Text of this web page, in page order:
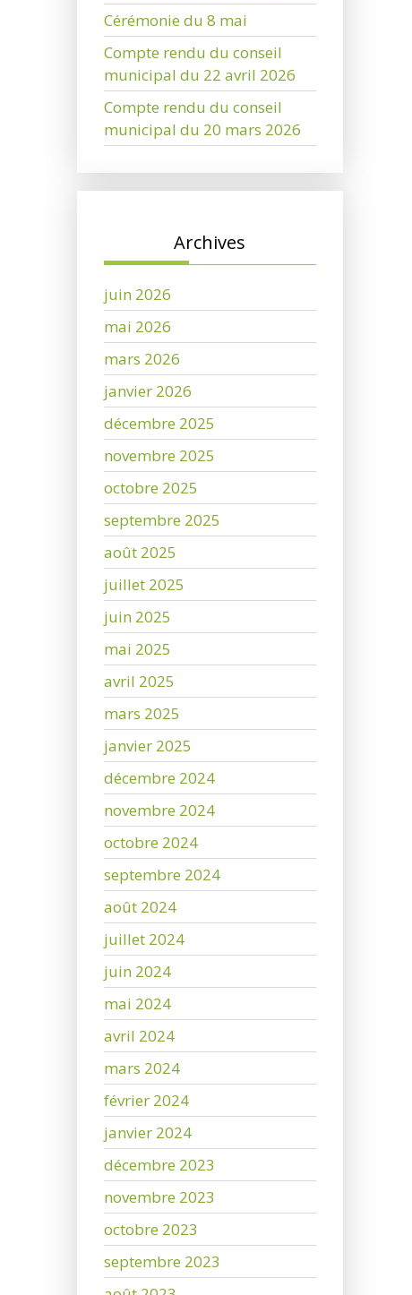
Cérémonie du 8 mai
Compte rendu du conseil
municipal du 22 avril 2026
Compte rendu du conseil
municipal du 20 mars 2026
Archives
juin 2026
mai 2026
mars 2026
janvier 2026
décembre 2025
novembre 2025
octobre 2025
septembre 2025
août 2025
juillet 2025
juin 2025
mai 2025
avril 2025
mars 2025
janvier 2025
décembre 2024
novembre 2024
octobre 2024
septembre 2024
août 2024
juillet 2024
juin 2024
mai 2024
avril 2024
mars 2024
février 2024
janvier 2024
décembre 2023
novembre 2023
octobre 2023
septembre 2023